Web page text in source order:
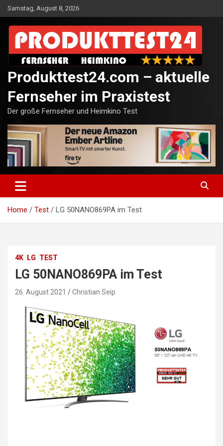
Skip
to
content
Samstag, August 8, 2026
Produkttest24.com – aktuelle
Fernseher im Praxistest
Der große Fernseher und Heimkino Test
Home Test LG 50NANO869PA im Test
4K LG TEST
LG 50NANO869PA im Test
26. August 2021 Christian Seip